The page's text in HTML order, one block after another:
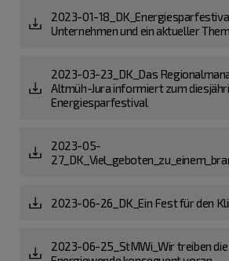
2023-01-
Unternehmen und ein aktueller
2023-03-23_DK_Das
Altmüh-Jura informiert zum
Energiesparfestival
2023-05-
2023-06-26_DK_Ein Fest für den
2023-06-25_StMWi_Wir treiben